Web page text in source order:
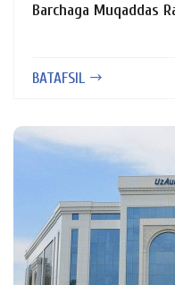
Barchaga Muqaddas
BATAFSIL